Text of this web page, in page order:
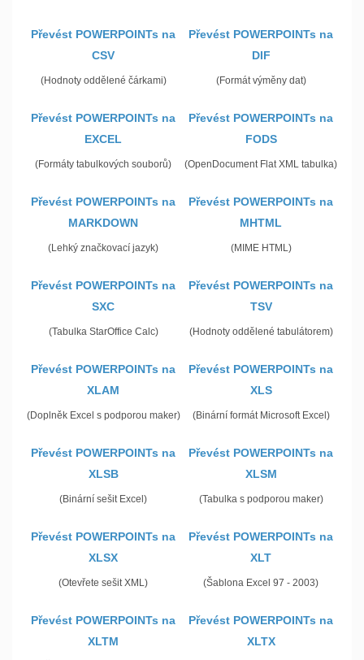
Převést POWERPOINTs na
CSV
(Hodnoty oddělené čárkami)
Převést POWERPOINTs na
DIF
(Formát výměny dat)
Převést POWERPOINTs na
EXCEL
(Formáty tabulkových souborů)
Převést POWERPOINTs na
FODS
(OpenDocument Flat XML tabulka)
Převést POWERPOINTs na
MARKDOWN
(Lehký značkovací jazyk)
Převést POWERPOINTs na
MHTML
(MIME HTML)
Převést POWERPOINTs na
SXC
(Tabulka StarOffice Calc)
Převést POWERPOINTs na
TSV
(Hodnoty oddělené tabulátorem)
Převést POWERPOINTs na
XLAM
(Doplněk Excel s podporou maker)
Převést POWERPOINTs na
XLS
(Binární formát Microsoft Excel)
Převést POWERPOINTs na
XLSB
(Binární sešit Excel)
Převést POWERPOINTs na
XLSM
(Tabulka s podporou maker)
Převést POWERPOINTs na
XLSX
(Otevřete sešit XML)
Převést POWERPOINTs na
XLT
(Šablona Excel 97 - 2003)
Převést POWERPOINTs na
XLTM
Převést POWERPOINTs na
XLTX